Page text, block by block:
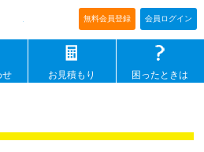
印刷通販ベストプリントベストプリ
無料会員登録 会員ログイン
せ お見積もり 困ったときは